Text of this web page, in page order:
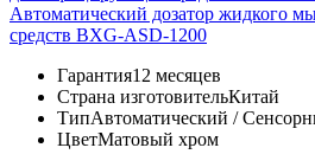
Автоматический дозатор жидкого
средств BXG-ASD-1200
Гарантия12 месяцев
Страна изготовительКитай
ТипАвтоматический /
ЦветМатовый хром